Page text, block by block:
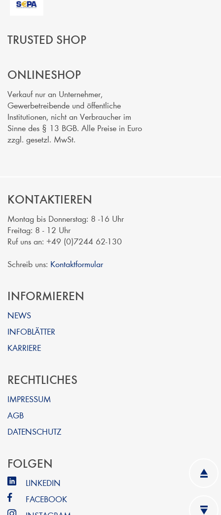
TRUSTED SHOP
ONLINESHOP
Verkauf nur an Unternehmer,
Gewerbetreibende und öffentliche
Institutionen, nicht an Verbraucher im
Sinne des § 13 BGB. Alle Preise in Euro
zzgl. gesetzl. MwSt.
KONTAKTIEREN
Montag bis Donnerstag: 8 -16 Uhr
Freitag: 8 - 12 Uhr
Ruf uns an: +49 (0)7244 62-130
Schreib uns: Kontaktformular
INFORMIEREN
NEWS
INFOBLÄTTER
KARRIERE
RECHTLICHES
IMPRESSUM
AGB
DATENSCHUTZ
FOLGEN
LINKEDIN
FACEBOOK